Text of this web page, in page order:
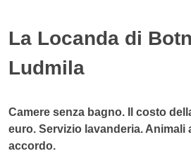
La Locanda di
Ludmila
Camere senza bagno. Il costo
euro. Servizio lavanderia. Animali
accordo.